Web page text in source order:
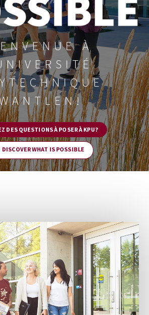
À
DES QUESTIONS À POSER À KPU?
DISCOVER WHAT IS POSSIBLE